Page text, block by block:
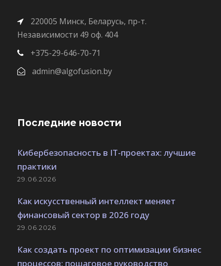
220005 Минск, Беларусь, пр-т.
Независимости 49 оф. 404
+375-29-646-70-71
admin@algofusion.by
Последние новости
Кибербезопасность в IT-проектах: лучшие
практики
29.06.2026
Как искусственный интеллект меняет
финансовый сектор в 2026 году
29.06.2026
Как создать проект по оптимизации бизнес
процессов: пошаговое руководство